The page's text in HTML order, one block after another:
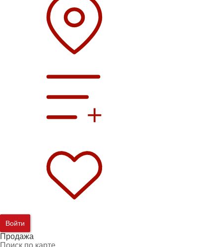
Войти
Продажа
Поиск по карте